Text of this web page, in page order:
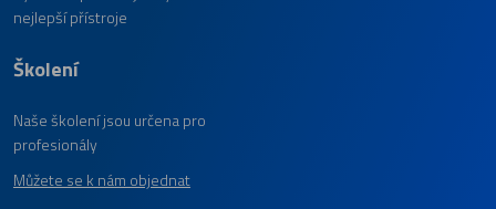
nejlepší přístroje
Školení
Naše školení jsou určena pro
profesionály
Můžete se k nám objednat